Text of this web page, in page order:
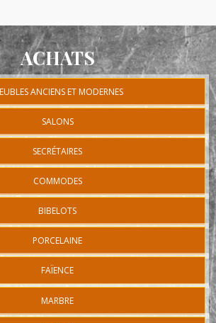
ACHATS
ANCIENS ET MODERNES
SALONS
SECRÉTAIRES
COMMODES
BIBELOTS
PORCELAINE
FAÏENCE
MARBRE